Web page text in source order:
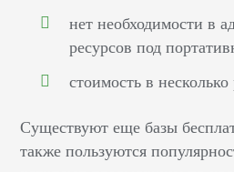
нет необходимости в
ресурсов под
стоимость в
Существуют еще базы
также пользуются